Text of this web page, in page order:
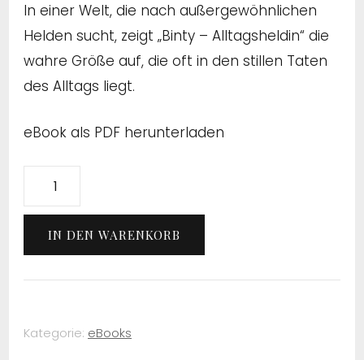
In einer Welt, die nach außergewöhnlichen
Helden sucht, zeigt „Binty – Alltagsheldin“ die
wahre Größe auf, die oft in den stillen Taten
des Alltags liegt.
eBook als PDF herunterladen
Binty
–
Alltagsheldin
(eBook)
Menge
IN DEN WARENKORB
Kategorie: eBooks